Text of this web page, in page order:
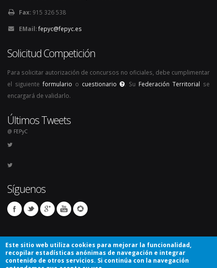
Fax: 915 326 538
EMail:fepyc@fepyc.es
Solicitud Competición
Para solicitar autorización de concursos no oficiales, debe cumplimentar
el siguiente formulario o cuestionario . Su Federación Territorial se
encargará de validarlo.
Últimos Tweets
@ FEPyC
Síguenos
Este sitio web utiliza cookies para mejorar la funcionalidad,
recopilar estadísticas anónimas de navegación e integrar
contenido de otros servicios. Si continúa con la navegación